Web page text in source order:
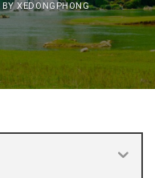
BYXEDONGPHONG